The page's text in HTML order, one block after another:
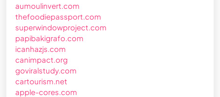
aumoulinvert.com
thefoodiepassport.com
superwindowproject.com
papibakigrafo.com
icanhazjs.com
canimpact.org
goviralstudy.com
cartourism.net
apple-cores.com